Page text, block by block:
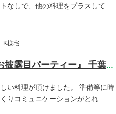
なしで、他の料理をプラスして…
K様宅
開催しました! 『新築お披露目パーティー』 千葉県松戸市 K様宅
い料理が頂けました。
準備等に時
りコミュニケーションがとれ…